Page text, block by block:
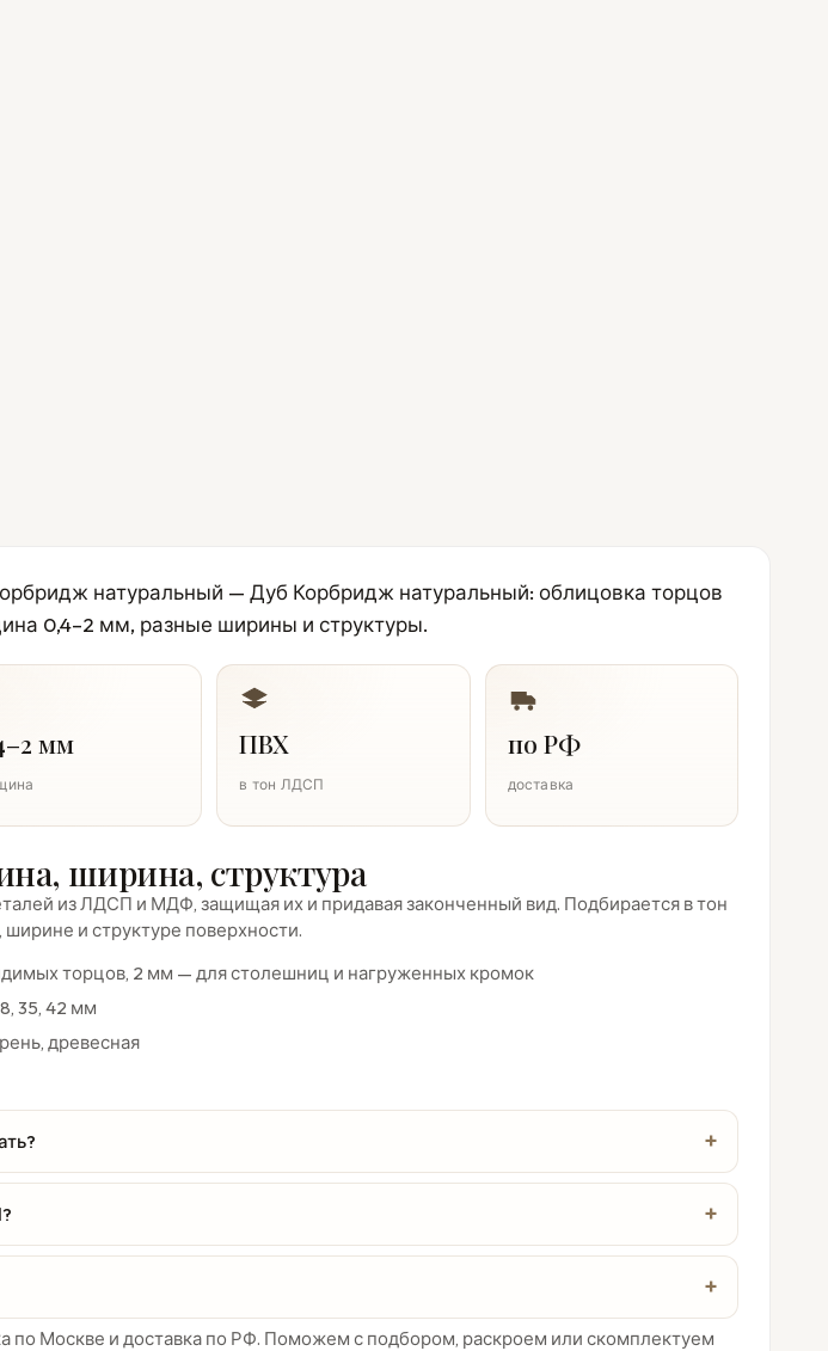
натуральный — Дуб Корбридж натуральный: облицовка торцов
0,4–2 мм, разные ширины и структуры.
мм ПВХ
в тон ЛДСП
по РФ
доставка
ширина, структура
из ЛДСП и МДФ, защищая их и придавая законченный вид. Подбирается в тон
и структуре поверхности.
торцов, 2 мм — для столешниц и нагруженных кромок
35, 42 мм
древесная
по Москве и доставка по РФ. Поможем с подбором, раскроем или скомплектуем